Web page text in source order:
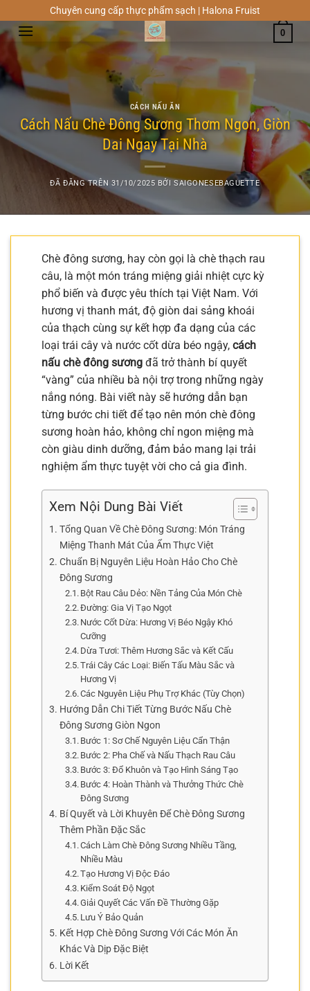
đến
nội
dung
Chuyên cung cấp thực phẩm sạch | Halona Fruist
0
CÁCH NẤU ĂN
Cách Nấu Chè Đông Sương Thơm Ngon, Giòn
Dai Ngay Tại Nhà
ĐÃ ĐĂNG TRÊN 31/10/2025 BỞISAIGONESEBAGUETTE
Chè đông sương, hay còn gọi là chè thạch rau
câu, là một món tráng miệng giải nhiệt cực kỳ
phổ biến và được yêu thích tại Việt Nam. Với
hương vị thanh mát, độ giòn dai sảng khoái
của thạch cùng sự kết hợp đa dạng của các
loại trái cây và nước cốt dừa béo ngậy, cách
nấu chè đông sương đã trở thành bí quyết
“vàng” của nhiều bà nội trợ trong những ngày
nắng nóng. Bài viết này sẽ hướng dẫn bạn
từng bước chi tiết để tạo nên món chè đông
sương hoàn hảo, không chỉ ngon miệng mà
còn giàu dinh dưỡng, đảm bảo mang lại trải
nghiệm ẩm thực tuyệt vời cho cả gia đình.
Xem Nội Dung Bài Viết
Tổng Quan Về Chè Đông Sương: Món Tráng
Miệng Thanh Mát Của Ẩm Thực Việt
Chuẩn Bị Nguyên Liệu Hoàn Hảo Cho Chè
Đông Sương
Bột Rau Câu Dẻo: Nền Tảng Của Món Chè
Đường: Gia Vị Tạo Ngọt
Nước Cốt Dừa: Hương Vị Béo Ngậy Khó
Cưỡng
Dừa Tươi: Thêm Hương Sắc và Kết Cấu
Trái Cây Các Loại: Biến Tấu Màu Sắc và
Hương Vị
Các Nguyên Liệu Phụ Trợ Khác (Tùy Chọn)
Hướng Dẫn Chi Tiết Từng Bước Nấu Chè
Đông Sương Giòn Ngon
Bước 1: Sơ Chế Nguyên Liệu Cẩn Thận
Bước 2: Pha Chế và Nấu Thạch Rau Câu
Bước 3: Đổ Khuôn và Tạo Hình Sáng Tạo
Bước 4: Hoàn Thành và Thưởng Thức Chè
Đông Sương
Bí Quyết và Lời Khuyên Để Chè Đông Sương
Thêm Phần Đặc Sắc
Cách Làm Chè Đông Sương Nhiều Tầng,
Nhiều Màu
Tạo Hương Vị Độc Đáo
Kiểm Soát Độ Ngọt
Giải Quyết Các Vấn Đề Thường Gặp
Lưu Ý Bảo Quản
Kết Hợp Chè Đông Sương Với Các Món Ăn
Khác Và Dịp Đặc Biệt
Lời Kết